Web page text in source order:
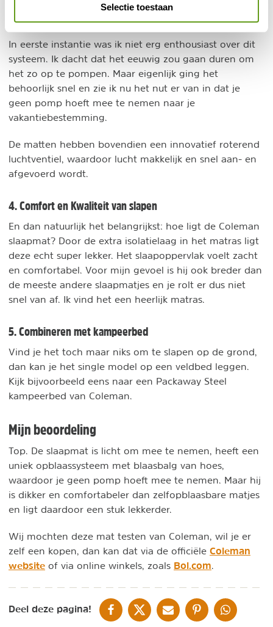
Selectie toestaan
In eerste instantie was ik niet erg enthousiast over dit
systeem. Ik dacht dat het eeuwig zou gaan duren om
het zo op te pompen. Maar eigenlijk ging het
behoorlijk snel en zie ik nu het nut er van in dat je
geen pomp hoeft mee te nemen naar je
vakantiebestemming.
De matten hebben bovendien een innovatief roterend
luchtventiel, waardoor lucht makkelijk en snel aan- en
afgevoerd wordt.
4. Comfort en Kwaliteit van slapen
En dan natuurlijk het belangrijkst: hoe ligt de Coleman
slaapmat? Door de extra isolatielaag in het matras ligt
deze echt super lekker. Het slaapoppervlak voelt zacht
en comfortabel. Voor mijn gevoel is hij ook breder dan
de meeste andere slaapmatjes en je rolt er dus niet
snel van af. Ik vind het een heerlijk matras.
5. Combineren met kampeerbed
Vind je het toch maar niks om te slapen op de grond,
dan kan je het single model op een veldbed leggen.
Kijk bijvoorbeeld eens naar een Packaway Steel
kampeerbed van Coleman.
Mijn beoordeling
Top. De slaapmat is licht om mee te nemen, heeft een
uniek opblaassysteem met blaasbalg van hoes,
waardoor je geen pomp hoeft mee te nemen. Maar hij
is dikker en comfortabeler dan zelfopblaasbare matjes
en ligt daardoor een stuk lekkerder.
Wij mochten deze mat testen van Coleman, wil je er
zelf een kopen, dan kan dat via de officiële Coleman
website of via online winkels, zoals Bol.com.
Deel deze pagina! DELEN OP FACEBOOK
DELEN OP XDELEN VIA DE MAIL
DELEN OP PINTEREST
DELEN OP